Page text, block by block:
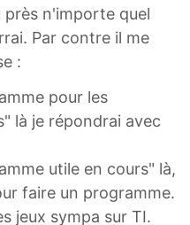
près n'importe quel
Par contre il me
:
pour les
là je répondrai avec
utile en cours" là,
faire un programme.
jeux sympa sur TI.